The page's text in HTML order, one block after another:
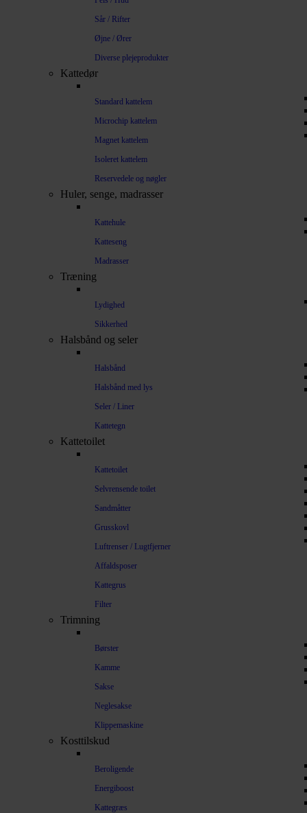
Sår / Rifter
Øjne / Ører
Diverse plejeprodukter
Kattedør
Standard kattelem
Microchip kattelem
Magnet kattelem
Isoleret kattelem
Reservedele og nøgler
Huler, senge, madrasser
Kattehule
Katteseng
Madrasser
Træning
Lydighed
Sikkerhed
Halsbånd og seler
Halsbånd
Halsbånd med lys
Seler / Liner
Kattetegn
Kattetoilet
Kattetoilet
Selvrensende toilet
Sandmåtter
Grusskovl
Luftrenser / Lugtfjerner
Affaldsposer
Kattegrus
Filter
Trimning
Børster
Kamme
Sakse
Neglesakse
Klippemaskine
Kosttilskud
Beroligende
Energiboost
Kattegræs